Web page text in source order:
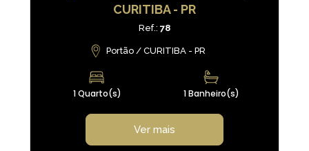
CURITIBA - PR
Ref.: 78
Portão / CURITIBA - PR
1 Quarto(s) 1 Banheiro(s)
Ver mais